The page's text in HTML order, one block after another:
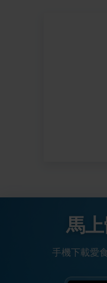
馬
手機下載愛